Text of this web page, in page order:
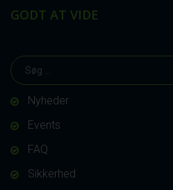
GODT AT VIDE
Nyheder
Events
FAQ
Sikkerhed